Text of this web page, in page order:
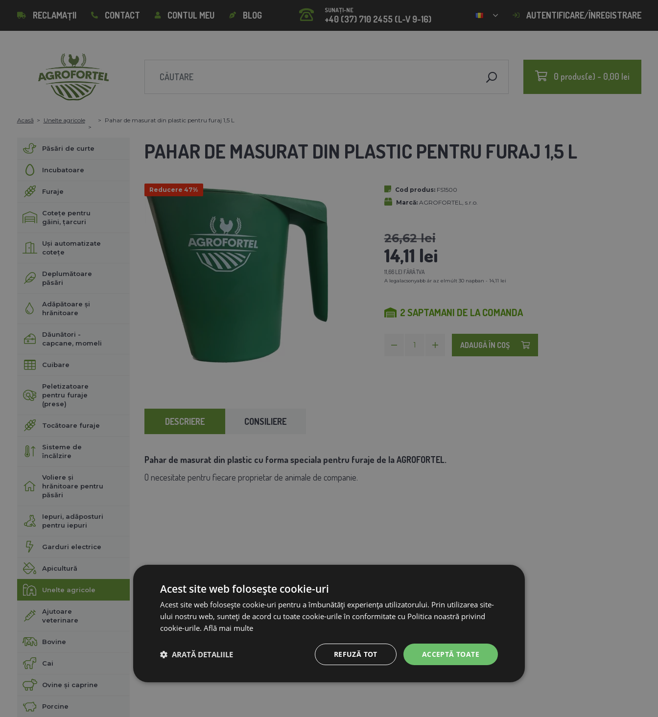
RECLAMAȚII CONTACT CONTUL MEU BLOG SUNAȚI-NE
+40 (37) 710 2455 (L-V 9-16) AUTENTIFICARE/ÎNREGISTRARE
0 produs(e) - 0,00 lei
Acasă Unelte agricole Pahar de masurat din plastic pentru furaj 1,5 L
Păsări de curte
Incubatoare
Furaje
Cotețe pentru
găini, țarcuri
Uși automatizate
cotețe
Deplumătoare
păsări
Adăpătoare și
hrănitoare
Dăunători -
capcane, momeli
Cuibare
Peletizatoare
pentru furaje
(prese)
Tocătoare furaje
Sisteme de
încălzire
Voliere și
hrănitoare pentru
păsări
Iepuri, adăposturi
pentru iepuri
Garduri electrice
Apicultură
Unelte agricole
Ajutoare
veterinare
Bovine
Cai
Ovine și caprine
Porcine
PAHAR DE MASURAT DIN PLASTIC PENTRU FURAJ 1,5 L
Reducere 47% Cod produs: FS1500
Marcă: AGROFORTEL, s.r.o.
26,62 lei
14,11 lei
11,66 LEI FĂRĂ TVA
A legalacsonyabb ár az elmúlt 30 napban - 14,11 lei
2 SAPTAMANI DE LA COMANDA
ADAUGĂ ÎN COŞ
DESCRIERE CONSILIERE
Pahar de masurat din plastic cu forma speciala pentru furaje de la AGROFORTEL.
O necesitate pentru fiecare proprietar de animale de companie.
Acest site web folosește cookie-uri
Acest site web folosește cookie-uri pentru a îmbunătăți experiența utilizatorului. Prin utilizarea site-
ului nostru web, sunteți de acord cu toate cookie-urile în conformitate cu Politica noastră privind
cookie-urile. Află mai multe
ACCEPTĂ TOATE
REFUZĂ TOT
ARATĂ DETALIILE